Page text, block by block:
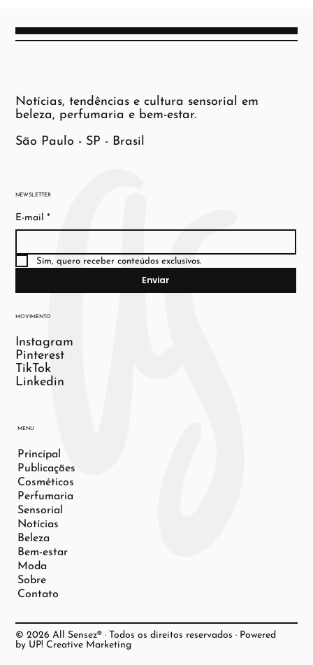
NEWSLETTER
E-mail *
Sim, quero receber conteúdos exclusivos.
Enviar
MOVIMENTO
Instagram
Pinterest
TikTok
Linkedin
MENU
Principal
Publicações
Cosméticos
Perfumaria
Sensorial
Notícias
Beleza
Bem-estar
Moda
Sobre
Contato
Notícias, tendências e cultura sensorial em
beleza, perfumaria e bem-estar.
São Paulo - SP - Brasil
© 2026 All Sensez® · Todos os direitos reservados · Powered
by UP! Creative Marketing